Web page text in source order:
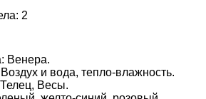
2
Венера.
и вода, тепло-влажность.
Весы.